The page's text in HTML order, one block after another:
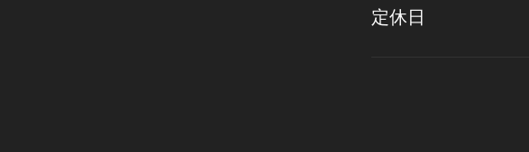
定休日